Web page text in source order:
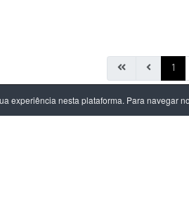
1
experiência nesta plataforma. Para navegar